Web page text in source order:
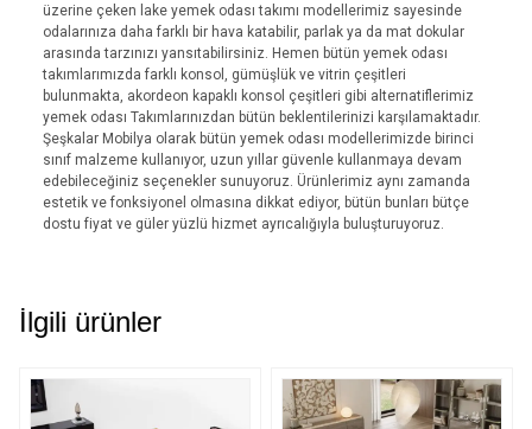
üzerine çeken lake yemek odası takımı modellerimiz sayesinde
odalarınıza daha farklı bir hava katabilir, parlak ya da mat dokular
arasında tarzınızı yansıtabilirsiniz. Hemen bütün yemek odası
takımlarımızda farklı konsol, gümüşlük ve vitrin çeşitleri
bulunmakta, akordeon kapaklı konsol çeşitleri gibi alternatiflerimiz
yemek odası Takımlarınızdan bütün beklentilerinizi karşılamaktadır.
Şeşkalar Mobilya olarak bütün yemek odası modellerimizde birinci
sınıf malzeme kullanıyor, uzun yıllar güvenle kullanmaya devam
edebileceğiniz seçenekler sunuyoruz. Ürünlerimiz aynı zamanda
estetik ve fonksiyonel olmasına dikkat ediyor, bütün bunları bütçe
dostu fiyat ve güler yüzlü hizmet ayrıcalığıyla buluşturuyoruz.
İlgili ürünler